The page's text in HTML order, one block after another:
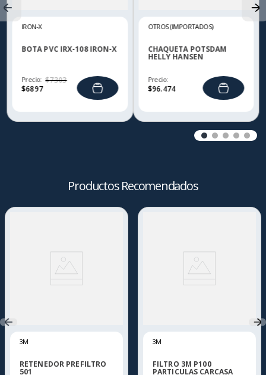
IRON-X
BOTA PVC IRX-108 IRON-X
Precio:
$6897
$7303
OTROS (IMPORTADOS)
CHAQUETA POTSDAM
HELLY HANSEN
Precio:
$96.474
Productos Recomendados
3M
RETENEDOR PREFILTRO
501
3M
FILTRO 3M P100
PARTICULAS CARCASA